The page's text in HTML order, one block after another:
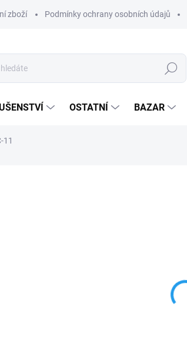
zboží Podmínky ochrany osobních údajů
Hledat
OSTATNÍ BAZAR
11